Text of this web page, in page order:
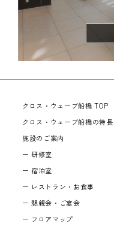
クロス・ウェーブ船橋 TOP
クロス・ウェーブ船橋の特長
施設のご案内
研修室
宿泊室
レストラン・お食事
懇親会・ご宴会
フロアマップ